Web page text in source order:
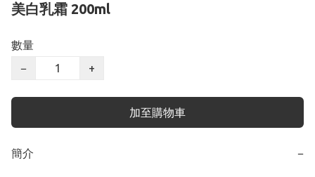
美白乳霜 200ml
數量
−
+
加至購物車
簡介 −